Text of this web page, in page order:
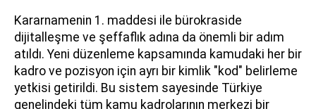
Kararnamenin 1. maddesi ile bürokraside
dijitalleşme ve şeffaflık adına da önemli bir adım
atıldı. Yeni düzenleme kapsamında kamudaki her bir
kadro ve pozisyon için ayrı bir kimlik "kod" belirleme
yetkisi getirildi. Bu sistem sayesinde Türkiye
genelindeki tüm kamu kadrolarının merkezi bir